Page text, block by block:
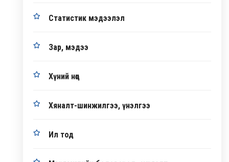
Статистик мэдээлэл
Зар, мэдээ
Хүний нөөц
Хяналт-шинжилгээ, үнэлгээ
Ил тод